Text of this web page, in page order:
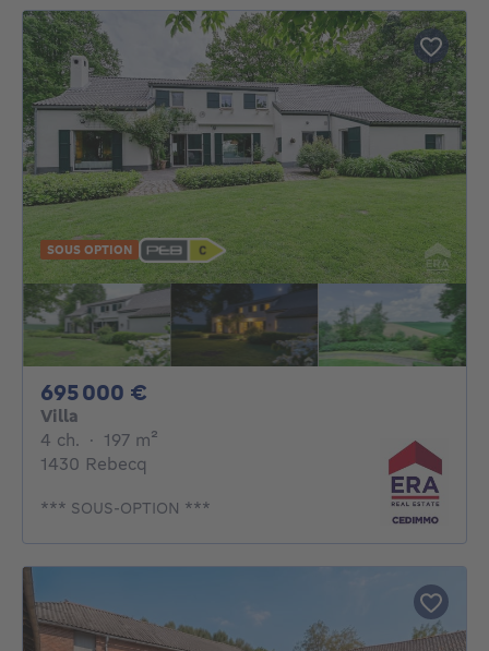
SOUS OPTION
695 000 €
Villa
4 ch. 4 chambres
· 197 m²
1430 Rebecq
*** SOUS-OPTION ***